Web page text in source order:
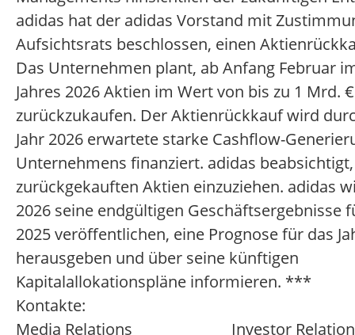
adidas hat der adidas Vorstand mit
Aufsichtsrats beschlossen, einen
Das Unternehmen plant, ab Anfang Februar
Jahres 2026 Aktien im Wert von bis zu 1 Mrd. €
zurückzukaufen. Der Aktienrückkauf wird
Jahr 2026 erwartete starke Cashflow-
Unternehmens finanziert. adidas
zurückgekauften Aktien einzuziehen. adidas
2026 seine endgültigen Geschäftsergebnisse
2025 veröffentlichen, eine Prognose für das
herausgeben und über seine künftigen
Kapitalallokationspläne informieren. ***
Kontakte:
Media Relations
Investor